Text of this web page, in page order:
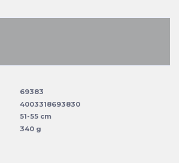
69383
4003318693830
51-55 cm
340 g